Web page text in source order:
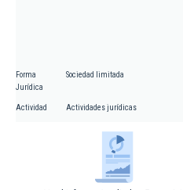
Forma
Jurídica
Sociedad limitada
Actividad Actividades jurídicas